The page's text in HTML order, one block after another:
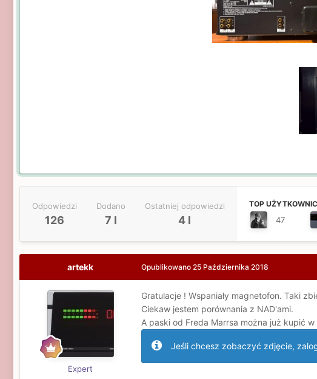
Odpowiedzi
126
Dodano
7 l
Ostatniej odpowiedzi
4 l
TOP
47
artekk
Expert
Opublikowano 25 Października 2018
Gratulacje ! Wspaniały magnetofon. Taki
Ciekaw jestem porównania z NAD'ami.
A paski od Freda Marrsa można już kupić
Jeśli chcesz zobaczyć zdjęcie,